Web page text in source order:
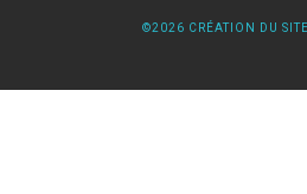
©2026 CRÉATION DU